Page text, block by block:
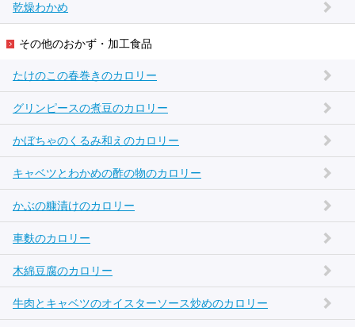
乾燥わかめ
その他のおかず・加工食品
たけのこの春巻きのカロリー
グリンピースの煮豆のカロリー
かぼちゃのくるみ和えのカロリー
キャベツとわかめの酢の物のカロリー
かぶの糠漬けのカロリー
車麩のカロリー
木綿豆腐のカロリー
牛肉とキャベツのオイスターソース炒めのカロリー